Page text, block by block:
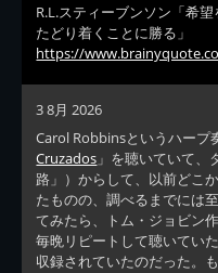
R.L.スティーブンソン「希
たどり着くことに勝る」
https://
3 8月 2026
Carol Robbinsというハープ
Cruzados 」を聴いていて、
路」）からして、以前どこ
たものの、調べるまでには
てみたら、トム・ジョビン
毎晩リピートして聴いてい
収録されていたのだった。